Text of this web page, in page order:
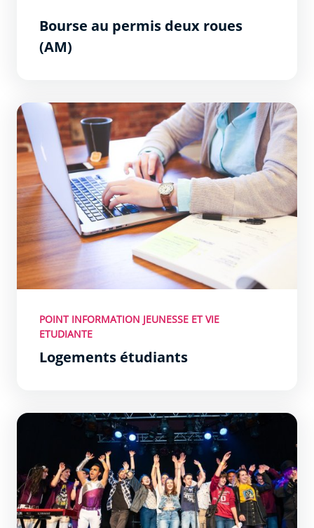
Bourse au permis deux roues
(AM)
Logements étudiants
POINT INFORMATION JEUNESSE ET VIE
ETUDIANTE
Logements étudiants
Les évènements